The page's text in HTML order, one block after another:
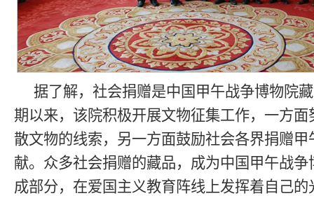
据了解，社会捐赠是中国甲午战争博物院
期以来，该院积极开展文物征集工作，一方
散文物的线索，另一方面鼓励社会各界捐赠
献。众多社会捐赠的藏品，成为中国甲午战
成部分，在爱国主义教育阵线上发挥着自己的